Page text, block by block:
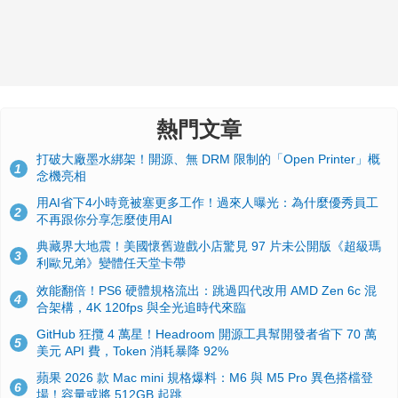
熱門文章
1
打破大廠墨水綁架！開源、無 DRM 限制的「Open Printer」概
念機亮相
2
用AI省下4小時竟被塞更多工作！過來人曝光：為什麼優秀員工
不再跟你分享怎麼使用AI
3
典藏界大地震！美國懷舊遊戲小店驚見 97 片未公開版《超級瑪
利歐兄弟》變體任天堂卡帶
4
效能翻倍！PS6 硬體規格流出：跳過四代改用 AMD Zen 6c 混
合架構，4K 120fps 與全光追時代來臨
5
GitHub 狂攬 4 萬星！Headroom 開源工具幫開發者省下 70 萬
美元 API 費，Token 消耗暴降 92%
6
蘋果 2026 款 Mac mini 規格爆料：M6 與 M5 Pro 異色搭檔登
場！容量或將 512GB 起跳